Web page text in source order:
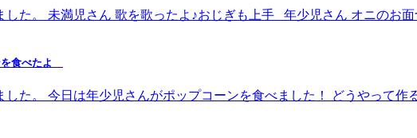
した。 未満児さん 歌を歌ったよ♪おじぎも上手 年少児さん オニのお
食べたよ
した。 今日は年少児さんがポップコーンを食べました！ どうやって